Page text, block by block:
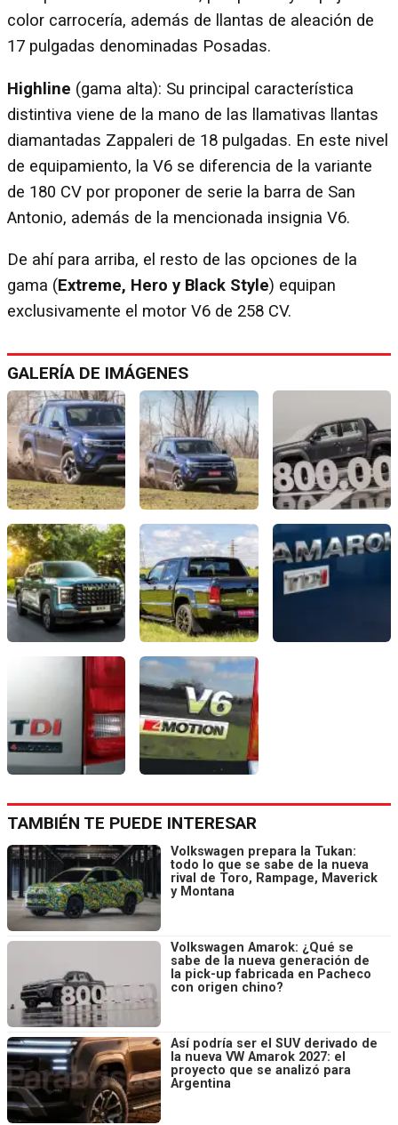
color carrocería, además de llantas de aleación de
17 pulgadas denominadas Posadas.
Highline (gama alta): Su principal característica
distintiva viene de la mano de las llamativas llantas
diamantadas Zappaleri de 18 pulgadas. En este nivel
de equipamiento, la V6 se diferencia de la variante
de 180 CV por proponer de serie la barra de San
Antonio, además de la mencionada insignia V6.
De ahí para arriba, el resto de las opciones de la
gama (Extreme, Hero y Black Style) equipan
exclusivamente el motor V6 de 258 CV.
GALERÍA DE IMÁGENES
TAMBIÉN TE PUEDE INTERESAR
Volkswagen prepara la Tukan:
todo lo que se sabe de la nueva
rival de Toro, Rampage, Maverick
y Montana
Volkswagen Amarok: ¿Qué se
sabe de la nueva generación de
la pick-up fabricada en Pacheco
con origen chino?
Así podría ser el SUV derivado de
la nueva VW Amarok 2027: el
proyecto que se analizó para
Argentina